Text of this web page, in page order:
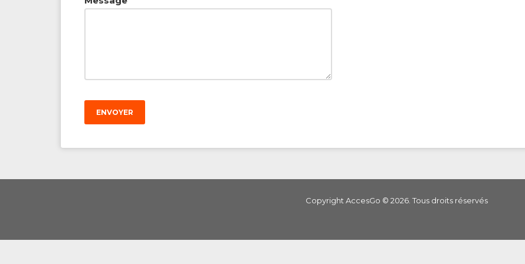
ENVOYER
Copyright AccesGo © 2026. Tous droits réservés